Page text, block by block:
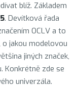
JOY.BIKE
blíž. Základem
. Devítková řada
OCLV a to
o jakou modelovou
jiných značek,
Konkrétně zde se
univerzála.